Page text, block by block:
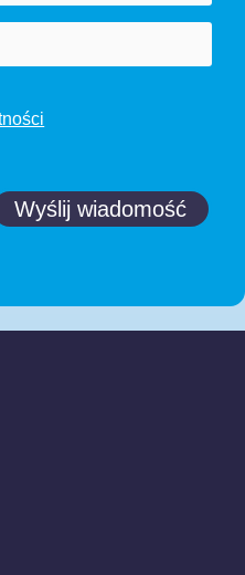
Wyślij wiadomość